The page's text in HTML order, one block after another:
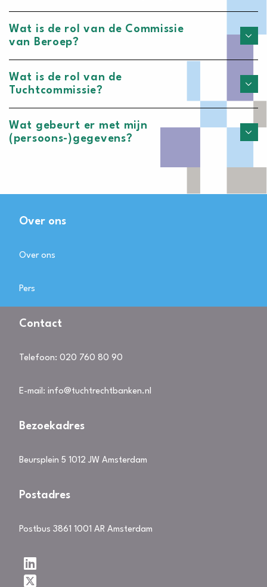
Wat is de rol van de Commissie
van Beroep?
Wat is de rol van de
Tuchtcommissie?
Wat gebeurt er met mijn
(persoons-)gegevens?
Over ons
Over ons
Pers
Contact
Telefoon: 020 760 80 90
E-mail: info@tuchtrechtbanken.nl
Bezoekadres
Beursplein 5 1012 JW Amsterdam
Postadres
Postbus 3861 1001 AR Amsterdam